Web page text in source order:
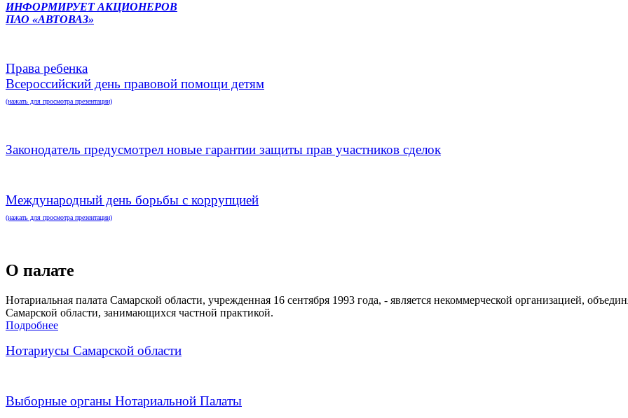
ИНФОРМИРУЕТ АКЦИОНЕРОВ
ПАО «АВТОВАЗ»
Права ребенка
Всероссийский день правовой помощи детям
(нажать для просмотра презентации)
Законодатель предусмотрел новые гарантии защиты прав участников сделок
Международный день борьбы с коррупцией
(нажать для просмотра презентации)
О палате
Нотариальная палата Самарской области, учрежденная 16 сентября 1993 года, - является некоммерческой организацией,
Самарской области, занимающихся частной практикой.
Подробнее
Нотариусы Самарской области
Выборные органы Нотариальной Палаты